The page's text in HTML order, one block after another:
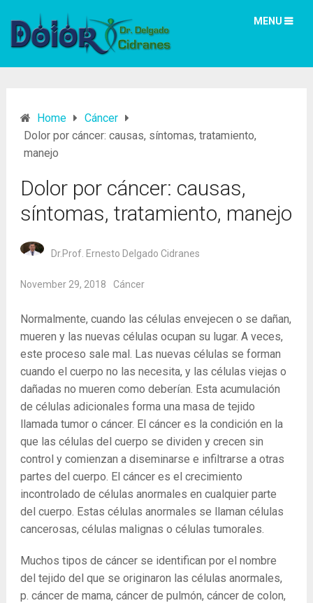
MENU
Home
Cáncer
Dolor por cáncer: causas, síntomas, tratamiento,
manejo
Dolor por cáncer: causas,
síntomas, tratamiento, manejo
Dr.Prof. Ernesto Delgado Cidranes
November 29, 2018 Cáncer
Normalmente, cuando las células envejecen o se dañan,
mueren y las nuevas células ocupan su lugar. A veces,
este proceso sale mal. Las nuevas células se forman
cuando el cuerpo no las necesita, y las células viejas o
dañadas no mueren como deberían. Esta acumulación
de células adicionales forma una masa de tejido
llamada tumor o cáncer. El cáncer es la condición en la
que las células del cuerpo se dividen y crecen sin
control y comienzan a diseminarse e infiltrarse a otras
partes del cuerpo. El cáncer es el crecimiento
incontrolado de células anormales en cualquier parte
del cuerpo. Estas células anormales se llaman células
cancerosas, células malignas o células tumorales.
Muchos tipos de cáncer se identifican por el nombre
del tejido del que se originaron las células anormales,
p. cáncer de mama, cáncer de pulmón, cáncer de colon,